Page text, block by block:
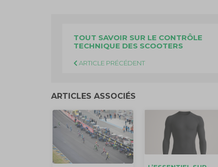
TOUT SAVOIR SUR LE CONTRÔLE
TECHNIQUE DES SCOOTERS
ARTICLE PRÉCÉDENT
ARTICLES ASSOCIÉS